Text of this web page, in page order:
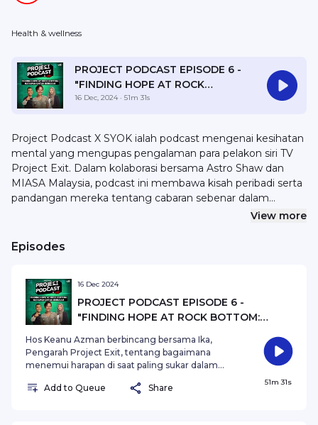
Health & wellness
PROJECT PODCAST EPISODE 6 -
"FINDING HOPE AT ROCK
BOTTOM: HARAPAN UNTUK
16 Dec, 2024 · 51m 31s
Project Podcast X SYOK ialah podcast mengenai kesihatan
mental yang mengupas pengalaman para pelakon siri TV
Project Exit. Dalam kolaborasi bersama Astro Shaw dan
MIASA Malaysia, podcast ini membawa kisah peribadi serta
pandangan mereka tentang cabaran sebenar dalam
menjaga kesihatan mental, sekaligus memecahkan stigma.
WhatsApp 012-2494632.
View more
Episodes
16 Dec 2024
PROJECT PODCAST EPISODE 6 -
"FINDING HOPE AT ROCK BOTTOM:
Hos Keanu Azman berbincang bersama Ika,
Pengarah Project Exit, tentang bagaimana
menemui harapan di saat paling sukar dalam
serta pandangan mendalam tentang perjalanan
Add to Queue Share
51m 31s